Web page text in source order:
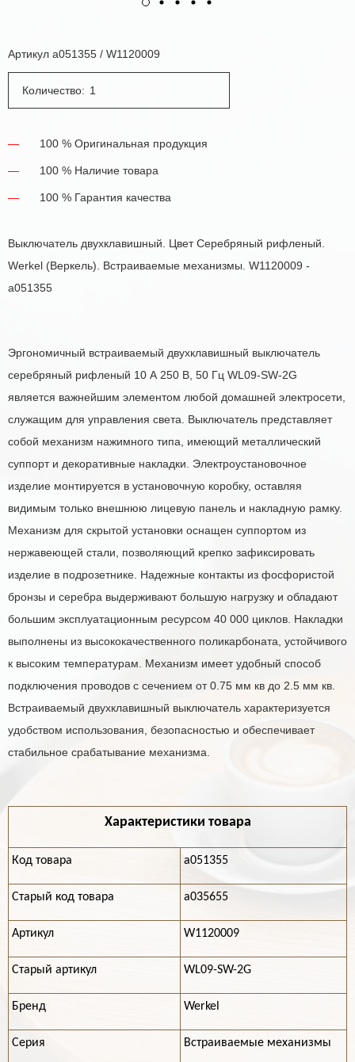
Артикул a051355 / W1120009
Количество:
100 % Оригинальная продукция
100 % Наличие товара
100 % Гарантия качества
Выключатель двухклавишный. Цвет Серебряный рифленый.
Werkel (Веркель). Встраиваемые механизмы. W1120009 -
a051355
Эргономичный встраиваемый двухклавишный выключатель
cеребряный рифленый 10 А 250 В, 50 Гц WL09-SW-2G
является важнейшим элементом любой домашней электросети,
служащим для управления света. Выключатель представляет
собой механизм нажимного типа, имеющий металлический
суппорт и декоративные накладки. Электроустановочное
изделие монтируется в установочную коробку, оставляя
видимым только внешнюю лицевую панель и накладную рамку.
Механизм для скрытой установки оснащен суппортом из
нержавеющей стали, позволяющий крепко зафиксировать
изделие в подрозетнике. Надежные контакты из фосфористой
бронзы и серебра выдерживают большую нагрузку и обладают
большим эксплуатационным ресурсом 40 000 циклов. Накладки
выполнены из высококачественного поликарбоната, устойчивого
к высоким температурам. Механизм имеет удобный способ
подключения проводов с сечением от 0.75 мм кв до 2.5 мм кв.
Встраиваемый двухклавишный выключатель характеризуется
удобством использования, безопасностью и обеспечивает
стабильное срабатывание механизма.
Характеристики товара
Код товара a051355
Старый код товара a035655
Артикул W1120009
Старый артикул WL09-SW-2G
Бренд Werkel
Серия Встраиваемые механизмы